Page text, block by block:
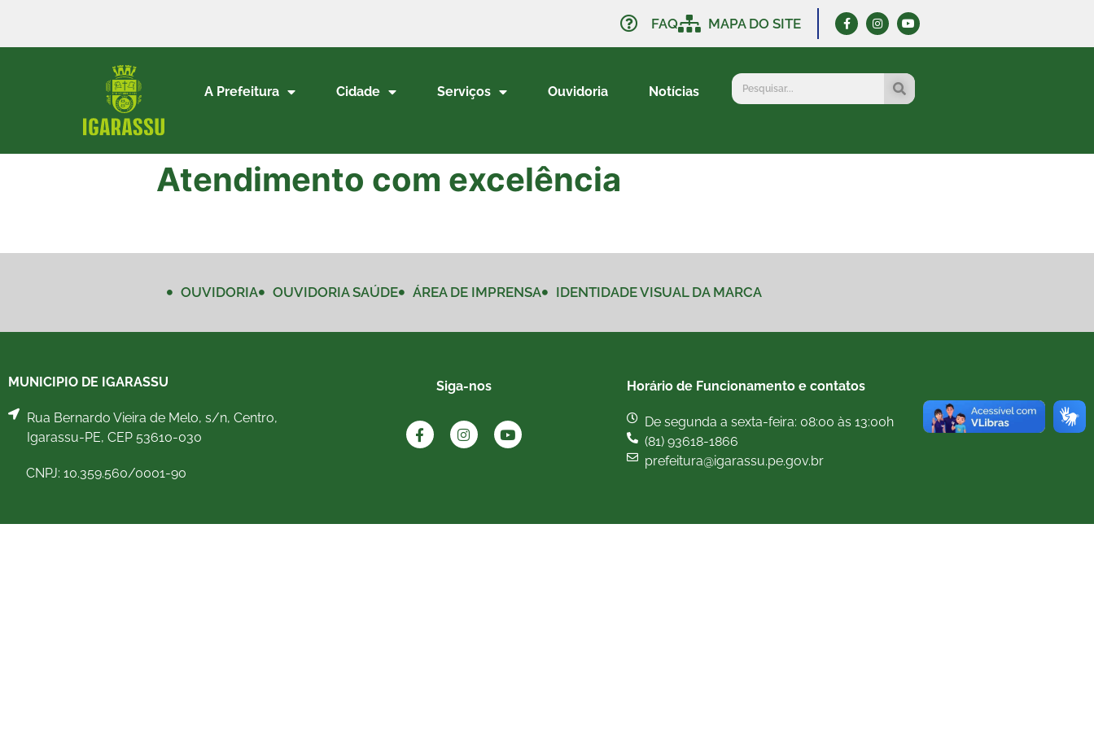
FAQ MAPA DO SITE
A Prefeitura Cidade Serviços Ouvidoria Notícias
Atendimento com excelência
OUVIDORIA OUVIDORIA SAÚDE ÁREA DE IMPRENSA IDENTIDADE VISUAL DA MARCA
MUNICIPIO DE IGARASSU
Rua Bernardo Vieira de Melo, s/n, Centro,
Igarassu-PE, CEP 53610-030
CNPJ: 10.359.560/0001-90
Siga-nos Horário de Funcionamento e contatos
De segunda a sexta-feira: 08:00 às 13:00h
(81) 93618-1866
prefeitura@igarassu.pe.gov.br